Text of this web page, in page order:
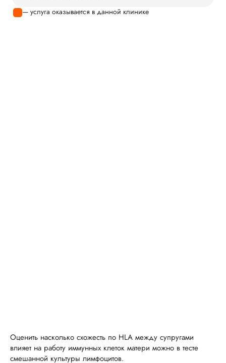
— услуга оказывается в данной клинике
Оценить насколько схожесть по HLA между супругами
влияет на работу иммунных клеток матери можно в тесте
смешанной культуры лимфоцитов.